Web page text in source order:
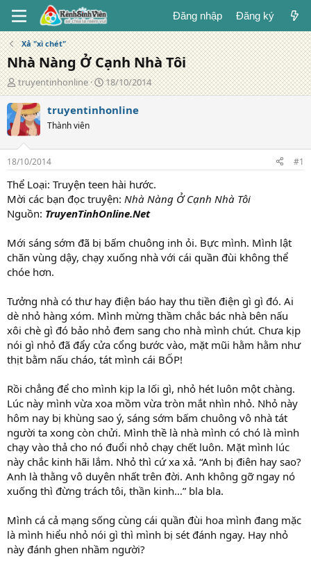
Đăng nhập Đăng ký
Xả "xì chét"
Nhà Nàng Ở Cạnh Nhà Tôi
T
á
c
g
i
ả
truyentinhonline
N
g
à
g
18/10/2014
truyentinhonline
Thành viên
18/10/2014 #1
Thể Loại: Truyện teen hài hước.
Mời các bạn đọc truyện: Nhà Nàng Ở Cạnh Nhà Tôi
Nguồn: TruyenTinhOnline.Net
Mới sáng sớm đã bị bấm chuông inh ỏi. Bực mình. Mình lật
chăn vùng dậy, chạy xuống nhà với cái quần đùi không thể
chóe hơn.
Tưởng nhà có thư hay điện báo hay thu tiền điện gì gì đó. Ai
dè nhỏ hàng xóm. Mình mừng thầm chắc bác nhà bên nấu
xôi chè gì đó bảo nhỏ đem sang cho nhà mình chút. Chưa kịp
nói gì nhỏ đã đẩy cửa cổng bước vào, mặt mũi hằm hằm như
thịt bằm nấu cháo, tát mình cái BỐP!
Rồi chẳng để cho mình kịp la lối gì, nhỏ hét luôn một chàng.
Lúc này mình vừa xoa mồm vừa tròn mắt nhìn nhỏ. Nhỏ này
hôm nay bị khùng sao ý, sáng sớm bấm chuông vô nhà tát
người ta xong còn chửi. Mình thề là nhà mình có chó là mình
chạy vào thả cho nó đuổi nhỏ chạy chết luôn. Mặt mình lúc
này chắc kinh hãi lắm. Nhỏ thì cứ xa xả. “Anh bị điên hay sao?
Anh là thằng vô duyên nhất trên đời. Anh không gỡ ngay nó
xuống thì đừng trách tôi, thần kinh…” bla bla.
Mình cá cả mạng sống cùng cái quần đùi hoa mình đang mặc
là mình hiểu nhỏ nói gì thì mình bị sét đánh ngay. Hay nhỏ
này đánh ghen nhầm người?